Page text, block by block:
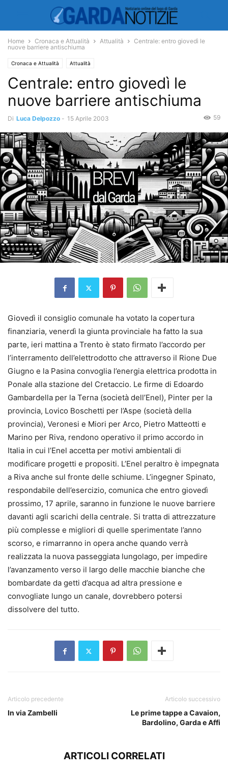
Home Cronaca e Attualità Attualità
Centrale: entro giovedì le
nuove barriere antischiuma
Cronaca e Attualità Attualità
Centrale: entro giovedì le
nuove barriere antischiuma
Di Luca Delpozzo - 15 Aprile 2003 59
Giovedì il consiglio comunale ha votato la copertura
finanziaria, venerdì la giunta provinciale ha fatto la sua
parte, ieri mattina a Trento è stato firmato l’accordo per
l’interramento dell’elettrodotto che attraverso il Rione Due
Giugno e la Pasina convoglia l’energia elettrica prodotta in
Ponale alla stazione del Cretaccio. Le firme di Edoardo
Gambardella per la Terna (società dell’Enel), Pinter per la
provincia, Lovico Boschetti per l’Aspe (società della
provincia), Veronesi e Miori per Arco, Pietro Matteotti e
Marino per Riva, rendono operativo il primo accordo in
Italia in cui l’Enel accetta per motivi ambientali di
modificare progetti e propositi. L’Enel peraltro è impegnata
a Riva anche sul fronte delle schiume. L’ingegner Spinato,
respondabile dell’esercizio, comunica che entro giovedì
prossimo, 17 aprile, saranno in funzione le nuove barriere
davanti agli scarichi della centrale. Si tratta di attrezzature
più complesse e migliori di quelle sperimentate l’anno
scorso, e rimarranno in opera anche quando verrà
realizzata la nuova passeggiata lungolago, per impedire
l’avanzamento verso il largo delle macchie bianche che
bombardate da getti d’acqua ad altra pressione e
convogliate lungo un canale, dovrebbero potersi
dissolvere del tutto.
Articolo precedente
In via Zambelli
Articolo successivo
Le prime tappe a Cavaion,
Bardolino, Garda e Affi
ARTICOLI CORRELATI